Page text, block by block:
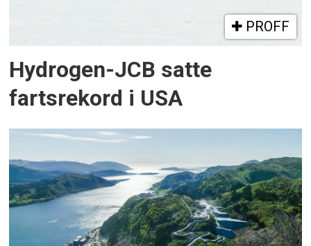
PROFF
Hydrogen-JCB satte
fartsrekord i USA